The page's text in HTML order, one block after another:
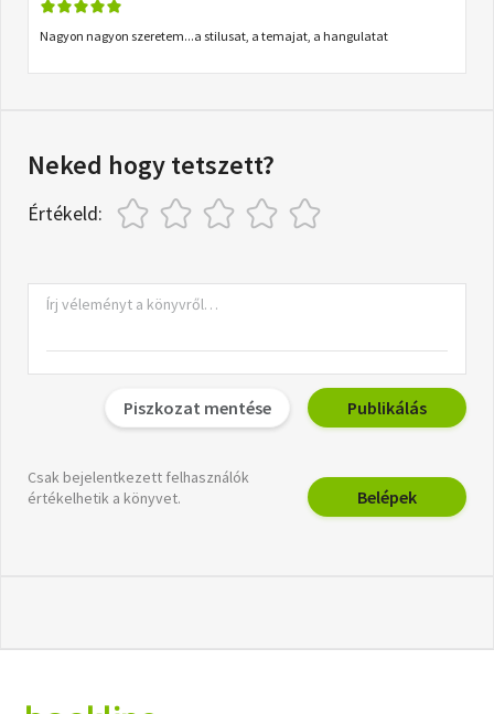
Nagyon nagyon szeretem...a stilusat, a temajat, a hangulatat
Neked hogy tetszett?
Értékeld:
Piszkozat mentése Publikálás
Csak bejelentkezett felhasználók
értékelhetik a könyvet.
Belépek